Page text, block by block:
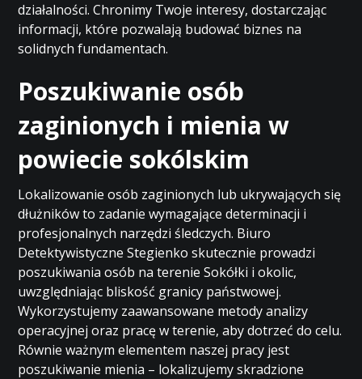
działalności. Chronimy Twoje interesy, dostarczając
informacji, które pozwalają budować biznes na
solidnych fundamentach.
Poszukiwanie osób
zaginionych i mienia w
powiecie sokólskim
Lokalizowanie osób zaginionych lub ukrywających się
dłużników to zadanie wymagające determinacji i
profesjonalnych narzędzi śledczych. Biuro
Detektywistyczne Stegienko skutecznie prowadzi
poszukiwania osób na terenie Sokółki i okolic,
uwzględniając bliskość granicy państwowej.
Wykorzystujemy zaawansowane metody analizy
operacyjnej oraz pracę w terenie, aby dotrzeć do celu.
Równie ważnym elementem naszej pracy jest
poszukiwanie mienia – lokalizujemy skradzione